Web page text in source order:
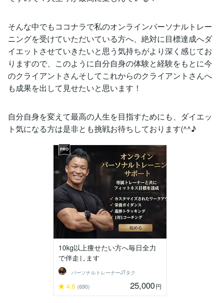
そんな中でもココナラで私のオンラインパーソナルトレー
ニングを受けていただいている方へ、絶対に目標達成へダ
イエットさせていきたいと思う気持ちがより深く感じてお
りますので、このように自分自身の体験と経験をもとに今
のクライアントさんそしてこれからのクライアントさんへ
も成果を出して見せたいと思います！
自分自身を変えて最高の人生を目指すためにも、ダイエッ
ト気になる方は是非とも挑戦お待ちしております(^^♪
10kg以上痩せたい方へ毎日全力
で伴走します
パーソナルトレーナーJTタク
4.8 (690) 25,000円